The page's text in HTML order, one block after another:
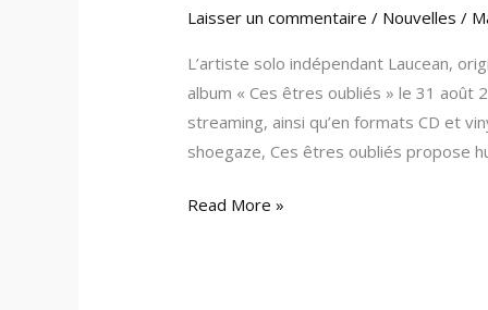
Laisser un commentaire / Nouvelles /
L’artiste solo indépendant Laucean,
album « Ces êtres oubliés » le 31 août
streaming, ainsi qu’en formats CD et
shoegaze, Ces êtres oubliés propose
Read More »